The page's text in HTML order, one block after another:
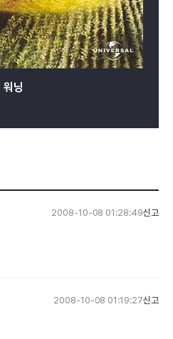
워닝
2008-10-08 01:28:49신고
2008-10-08 01:19:27신고